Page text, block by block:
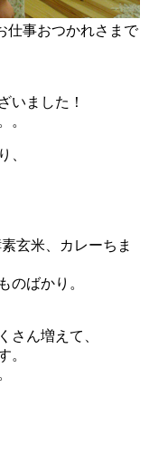
仕事おつかれさまで
いました！
。
、
玄米、カレーちま
のばかり。
さん増えて、
。